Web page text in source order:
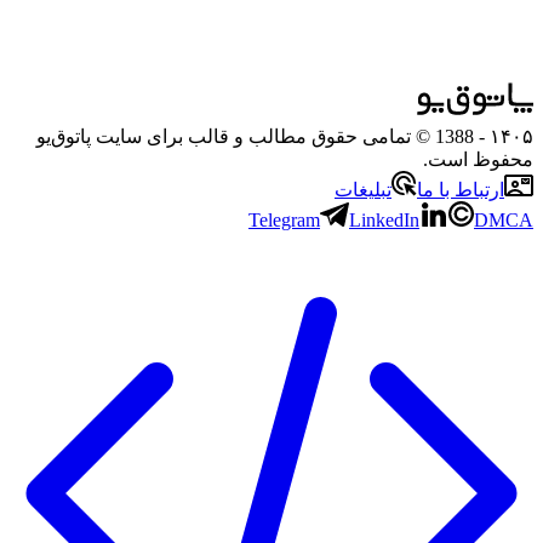
۱۴۰۵
- 1388 © تمامی حقوق مطالب و قالب برای سایت پاتوق‌یو
محفوظ است.
ارتباط با ما
تبلیغات
Telegram
LinkedIn DMCA